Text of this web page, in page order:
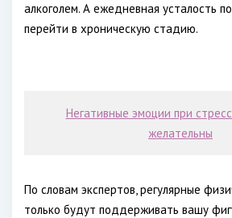
алкоголем. А ежедневная усталость
перейти в хроническую стадию.
Негативные эмоции при
желательны
По словам экспертов, регулярные
только будут поддерживать вашу